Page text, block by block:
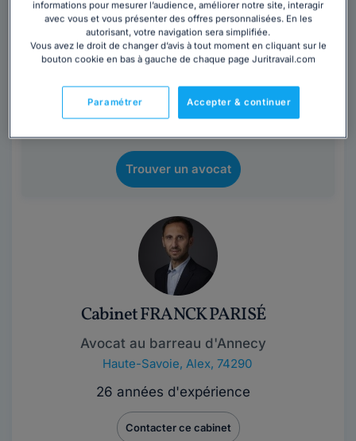
Vous souhaitez rencontrer un avocat en
cabinet dans le département Haute-
Savoie ?
Obtenez 3 devis d'avocats près de chez vous
Trouver un avocat
Cabinet FRANCK PARISÉ
Avocat au barreau d'Annecy
Haute-Savoie, Alex, 74290
26 années d'expérience
Contacter ce cabinet
informations pour mesurer l’audience, améliorer notre site, interagir
avec vous et vous présenter des offres personnalisées. En les
autorisant, votre navigation sera simplifiée.
Vous avez le droit de changer d’avis à tout moment en cliquant sur le
bouton cookie en bas à gauche de chaque page Juritravail.com
Accepter & continuer
Paramétrer